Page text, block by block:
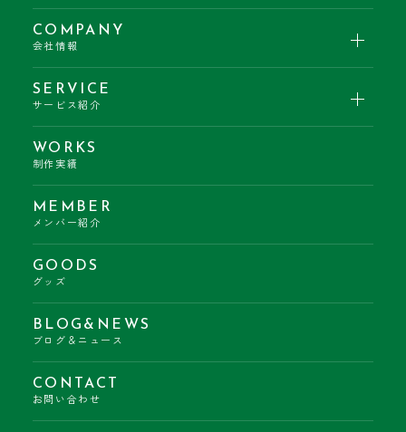
COMPANY
会社情報
SERVICE
サービス紹介
WORKS
制作実績
MEMBER
メンバー紹介
GOODS
グッズ
BLOG&NEWS
ブログ＆ニュース
CONTACT
お問い合わせ